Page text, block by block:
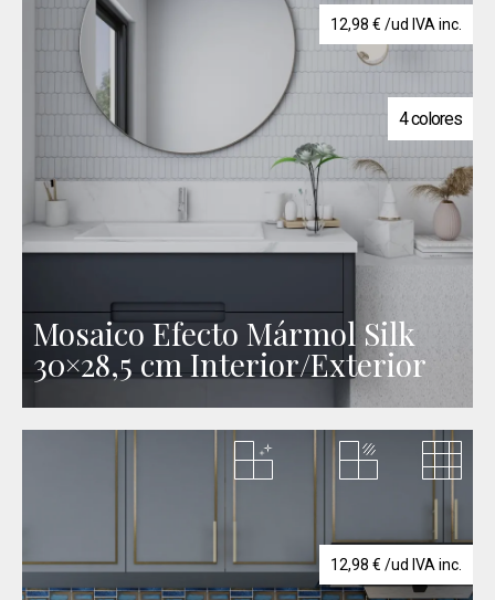
12,98 € /ud IVA inc.
4 colores
Mosaico Efecto Mármol Silk
30×28,5 cm Interior/Exterior
12,98 € /ud IVA inc.